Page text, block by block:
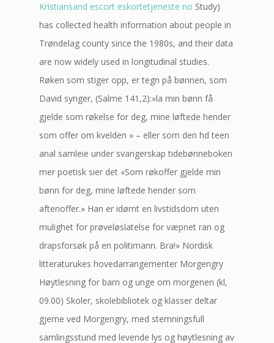
Kristiansand escort eskortetjeneste no Study)
has collected health information about people in
Trøndelag county since the 1980s, and their data
are now widely used in longitudinal studies.
Røken som stiger opp, er tegn på bønnen, som
David synger, (Salme 141,2):»la min bønn få
gjelde som røkelse for deg, mine løftede hender
som offer om kvelden » – eller som den hd teen
anal samleie under svangerskap tidebønneboken
mer poetisk sier det «Som røkoffer gjelde min
bønn for deg, mine løftede hender som
aftenoffer.» Han er idømt en livstidsdom uten
mulighet for prøveløslatelse for væpnet ran og
drapsforsøk på en politimann. Bra!» Nordisk
litteraturukes hovedarrangementer Morgengry
Høytlesning for barn og unge om morgenen (kl,
09.00) Skoler, skolebibliotek og klasser deltar
gjerne ved Morgengry, med stemningsfull
samlingsstund med levende lys og høytlesning av